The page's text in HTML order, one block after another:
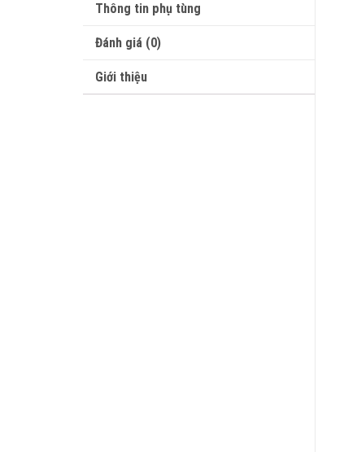
Thông tin phụ tùng
Đánh giá (0)
Giới thiệu